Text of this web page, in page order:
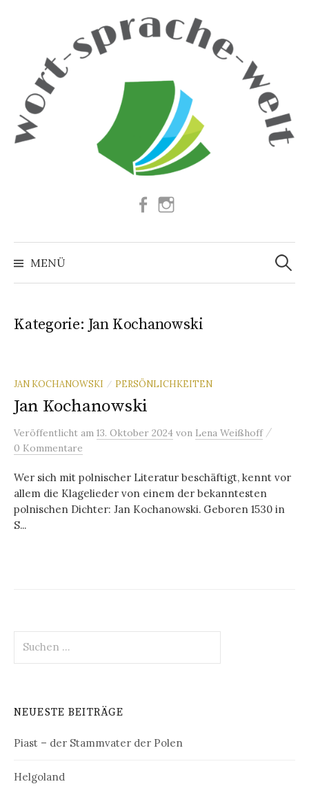
Facebook
MENÜ
Suchen
nach:
Kategorie: Jan Kochanowski
JAN KOCHANOWSKI / PERSÖNLICHKEITEN
Jan Kochanowski
Veröffentlicht am 13. Oktober 2024 von Lena Weißhoff /
0 Kommentare
Wer sich mit polnischer Literatur beschäftigt, kennt vor
allem die Klagelieder von einem der bekanntesten
polnischen Dichter: Jan Kochanowski. Geboren 1530 in
S...
nach:
NEUESTE BEITRÄGE
Piast – der Stammvater der Polen
Helgoland